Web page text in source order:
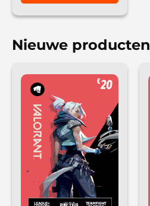
Nieuwe producten